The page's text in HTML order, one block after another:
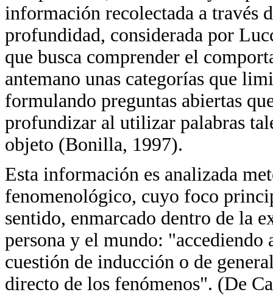
información recolectada a través
profundidad, considerada por
que busca comprender el
antemano unas categorías que
formulando preguntas abiertas
profundizar al utilizar palabras
objeto (Bonilla, 1997).
Esta información es analizada
fenomenológico, cuyo foco
sentido, enmarcado dentro de la
persona y el mundo: "accediendo
cuestión de inducción o de
directo de los fenómenos". (De